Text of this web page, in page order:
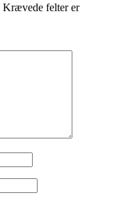
Krævede felter er